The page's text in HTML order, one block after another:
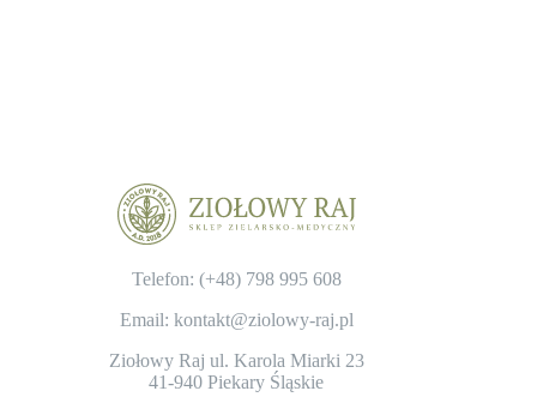
Telefon: (+48) 798 995 608
Email: kontakt@ziolowy-raj.pl
Ziołowy Raj ul. Karola Miarki 23
41-940 Piekary Śląskie